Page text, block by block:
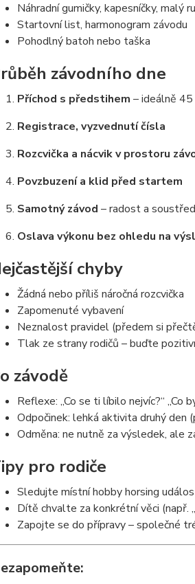
Náhradní gumičky, kapesníčky, malý
Startovní list, harmonogram závodu
Pohodlný batoh nebo taška
závodního dne
Příchod s předstihem – ideálně
Registrace, vyzvednutí čísla
Rozcvička a nácvik v prostoru
Povzbuzení a klid před startem
Samotný závod – radost a
Oslava výkonu bez ohledu na
chyby
Žádná nebo příliš náročná rozcvička
Zapomenuté vybavení
Neznalost pravidel (předem si
Tlak ze strany rodičů – buďte
závodě
Reflexe: „Co se ti líbilo nejvíc?“ „Co
Odpočinek: lehká aktivita druhý den
Odměna: ne nutně za výsledek, ale
pro rodiče
Sledujte místní hobby horsing
Dítě chvalte za konkrétní věci (např.
Zapojte se do přípravy – společné